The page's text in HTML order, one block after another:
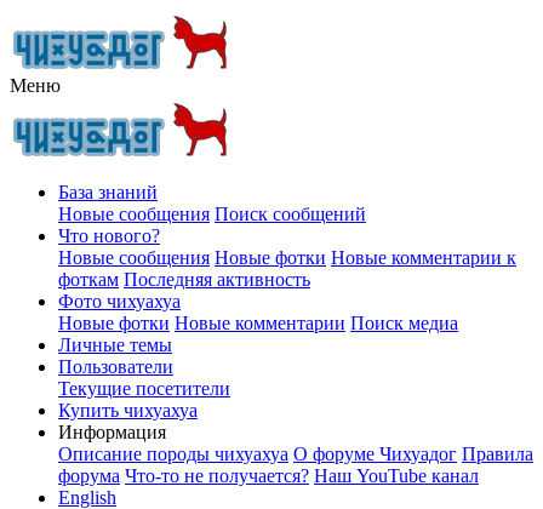
Меню
База знаний
Новые сообщения Поиск сообщений
Что нового?
Новые сообщения Новые фотки Новые комментарии к
фоткам Последняя активность
Фото чихуахуа
Новые фотки Новые комментарии Поиск медиа
Личные темы
Пользователи
Текущие посетители
Купить чихуахуа
Информация
Описание породы чихуахуа О форуме Чихуадог Правила
форума Что-то не получается? Наш YouTube канал
English